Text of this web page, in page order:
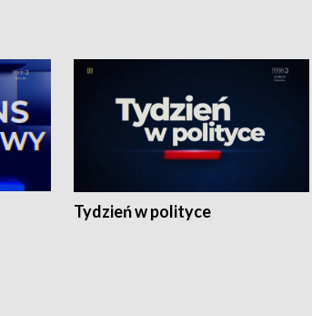
Tydzień w polityce